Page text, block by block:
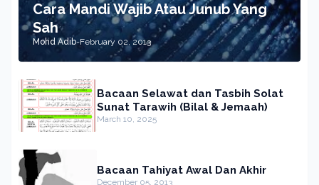
Cara Mandi Wajib Atau Junub Yang
Sah
Mohd Adib-February 02, 2013
Bacaan Selawat dan Tasbih Solat
Sunat Tarawih (Bilal & Jemaah)
March 10, 2025
Bacaan Tahiyat Awal Dan Akhir
December 05, 2013